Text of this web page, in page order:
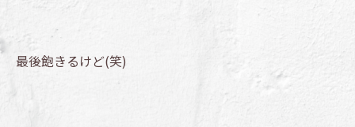
最後飽きるけど(笑)